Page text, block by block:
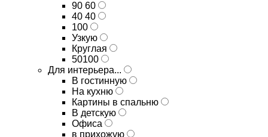
90 60
40 40
100
Узкую
Круглая
50100
Для интерьера...
В гостинную
На кухню
Картины в спальню
В детскую
Офиса
в прихожую